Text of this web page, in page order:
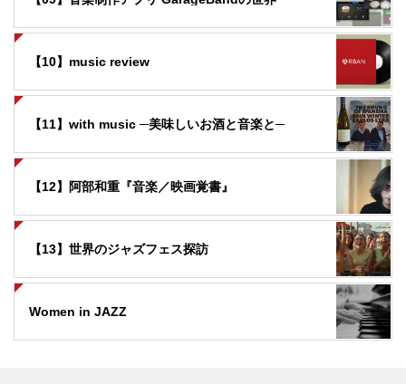
【10】music review
【11】with music ─美味しいお酒と音楽と─
【12】阿部和重『音楽／映画覚書』
【13】世界のジャズフェス探訪
Women in JAZZ